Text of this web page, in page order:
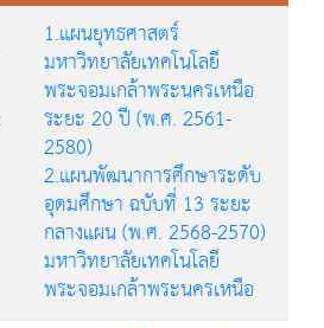
1.แผนยุทธศาสตร์
มหาวิทยาลัยเทคโนโลยี
พระจอมเกล้าพระนครเหนือ
ระยะ 20 ปี (พ.ศ. 2561-
2580)
2.แผนพัฒนาการศึกษาระดับ
อุดมศึกษา ฉบับที่ 13 ระยะ
กลางแผน (พ.ศ. 2568-2570)
มหาวิทยาลัยเทคโนโลยี
พระจอมเกล้าพระนครเหนือ